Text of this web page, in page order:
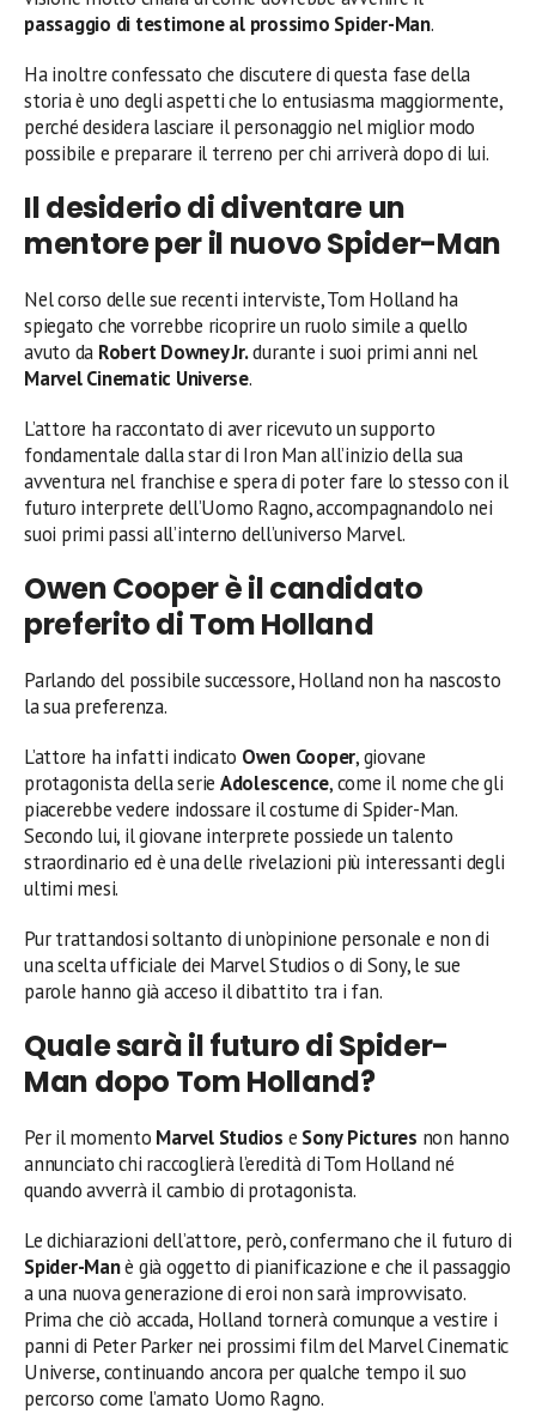
passaggio di testimone al prossimo Spider-Man.
Ha inoltre confessato che discutere di questa fase della
storia è uno degli aspetti che lo entusiasma maggiormente,
perché desidera lasciare il personaggio nel miglior modo
possibile e preparare il terreno per chi arriverà dopo di lui.
Il desiderio di diventare un
mentore per il nuovo Spider-Man
Nel corso delle sue recenti interviste, Tom Holland ha
spiegato che vorrebbe ricoprire un ruolo simile a quello
avuto da Robert Downey Jr.durante i suoi primi anni nel
Marvel Cinematic Universe.
L’attore ha raccontato di aver ricevuto un supporto
fondamentale dalla star di Iron Man all’inizio della sua
avventura nel franchise e spera di poter fare lo stesso con il
futuro interprete dell’Uomo Ragno, accompagnandolo nei
suoi primi passi all’interno dell’universo Marvel.
Owen Cooper è il candidato
preferito di Tom Holland
Parlando del possibile successore, Holland non ha nascosto
la sua preferenza.
L’attore ha infatti indicato Owen Cooper, giovane
protagonista della serie Adolescence, come il nome che gli
piacerebbe vedere indossare il costume di Spider-Man.
Secondo lui, il giovane interprete possiede un talento
straordinario ed è una delle rivelazioni più interessanti degli
ultimi mesi.
Pur trattandosi soltanto di un’opinione personale e non di
una scelta ufficiale dei Marvel Studios o di Sony, le sue
parole hanno già acceso il dibattito tra i fan.
Quale sarà il futuro di Spider-
Man dopo Tom Holland?
Per il momento Marvel Studios e Sony Pictures non hanno
annunciato chi raccoglierà l’eredità di Tom Holland né
quando avverrà il cambio di protagonista.
Le dichiarazioni dell’attore, però, confermano che il futuro di
Spider-Manè già oggetto di pianificazione e che il passaggio
a una nuova generazione di eroi non sarà improvvisato.
Prima che ciò accada, Holland tornerà comunque a vestire i
panni di Peter Parker nei prossimi film del Marvel Cinematic
Universe, continuando ancora per qualche tempo il suo
percorso come l’amato Uomo Ragno.